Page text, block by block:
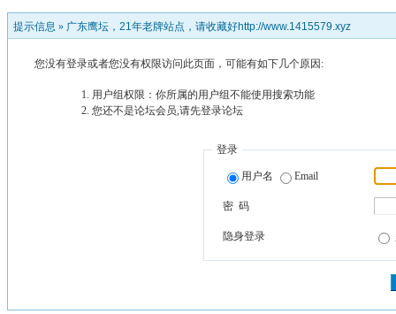
提示信息 » 广东鹰坛，21年老牌站点，请收藏好http://www.1415579.xyz
您没有登录或者您没有权限访问此页面，可能有如下几个原因:
用户组权限：你所属的用户组不能使用搜索功能
您还不是论坛会员,请先登录论坛
登录
用户名 Email
密 码
隐身登录